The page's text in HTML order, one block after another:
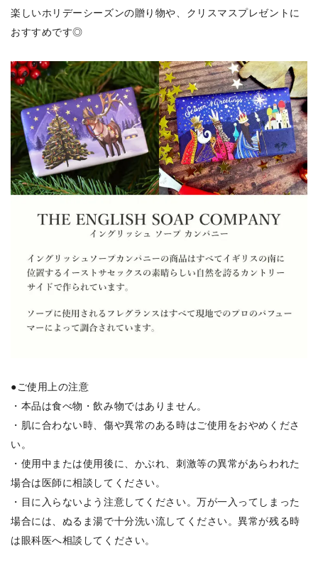
楽しいホリデーシーズンの贈り物や、クリスマスプレゼントに
おすすめです◎
●ご使用上の注意
・本品は食べ物・飲み物ではありません。
・肌に合わない時、傷や異常のある時はご使用をおやめくださ
い。
・使用中または使用後に、かぶれ、刺激等の異常があらわれた
場合は医師に相談してください。
・目に入らないよう注意してください。万が一入ってしまった
場合には、ぬるま湯で十分洗い流してください。異常が残る時
は眼科医へ相談してください。